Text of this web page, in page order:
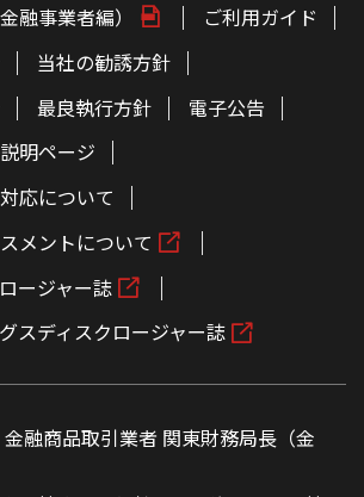
融事業者編）
ご利用ガイド
当社の勧誘方針
最良執行方針
電子公告
明ページ
応について
メントについて
ージャー誌
スディスクロージャー誌
融商品取引業者 関東財務局長（金